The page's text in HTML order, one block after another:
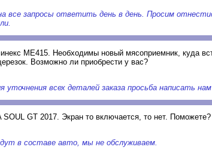
все запросы ответить день в день. Просим
МЕ415. Необходимы новый мясоприемник, куда
Возможно ли приобрести у вас?
уточнения всех деталей заказа просьба написать
GT 2017. Экран то включается, то нет. Поможете?
в составе авто, мы не обслуживаем.